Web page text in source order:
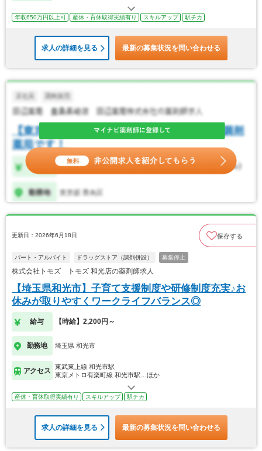
年収650万円以上可 産休・育休取得実績有り スキルアップ 駅チカ
求人の詳細を見る 最新の募集状況を問い合わせる
更新日：2026年6月18日 保存する
パート・アルバイト ドラッグストア（調剤併設） 募集停止
株式会社トモズ トモズ 和光店の薬剤師求人
【埼玉県和光市】子育て支援制度や研修制度充実♪お
休みが取りやすくワークライフバランス◎
給与 【時給】2,200円～
勤務地 埼玉県 和光市
アクセス
東武東上線 和光市駅
東京メトロ有楽町線 和光市駅…ほか
産休・育休取得実績有り スキルアップ 駅チカ
求人の詳細を見る 最新の募集状況を問い合わせる